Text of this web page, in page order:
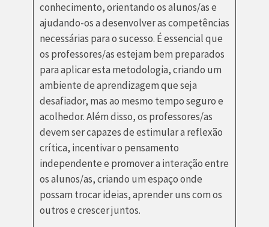
conhecimento, orientando os alunos/as e
ajudando-os a desenvolver as competências
necessárias para o sucesso. É essencial que
os professores/as estejam bem preparados
para aplicar esta metodologia, criando um
ambiente de aprendizagem que seja
desafiador, mas ao mesmo tempo seguro e
acolhedor. Além disso, os professores/as
devem ser capazes de estimular a reflexão
crítica, incentivar o pensamento
independente e promover a interação entre
os alunos/as, criando um espaço onde
possam trocar ideias, aprender uns com os
outros e crescer juntos.